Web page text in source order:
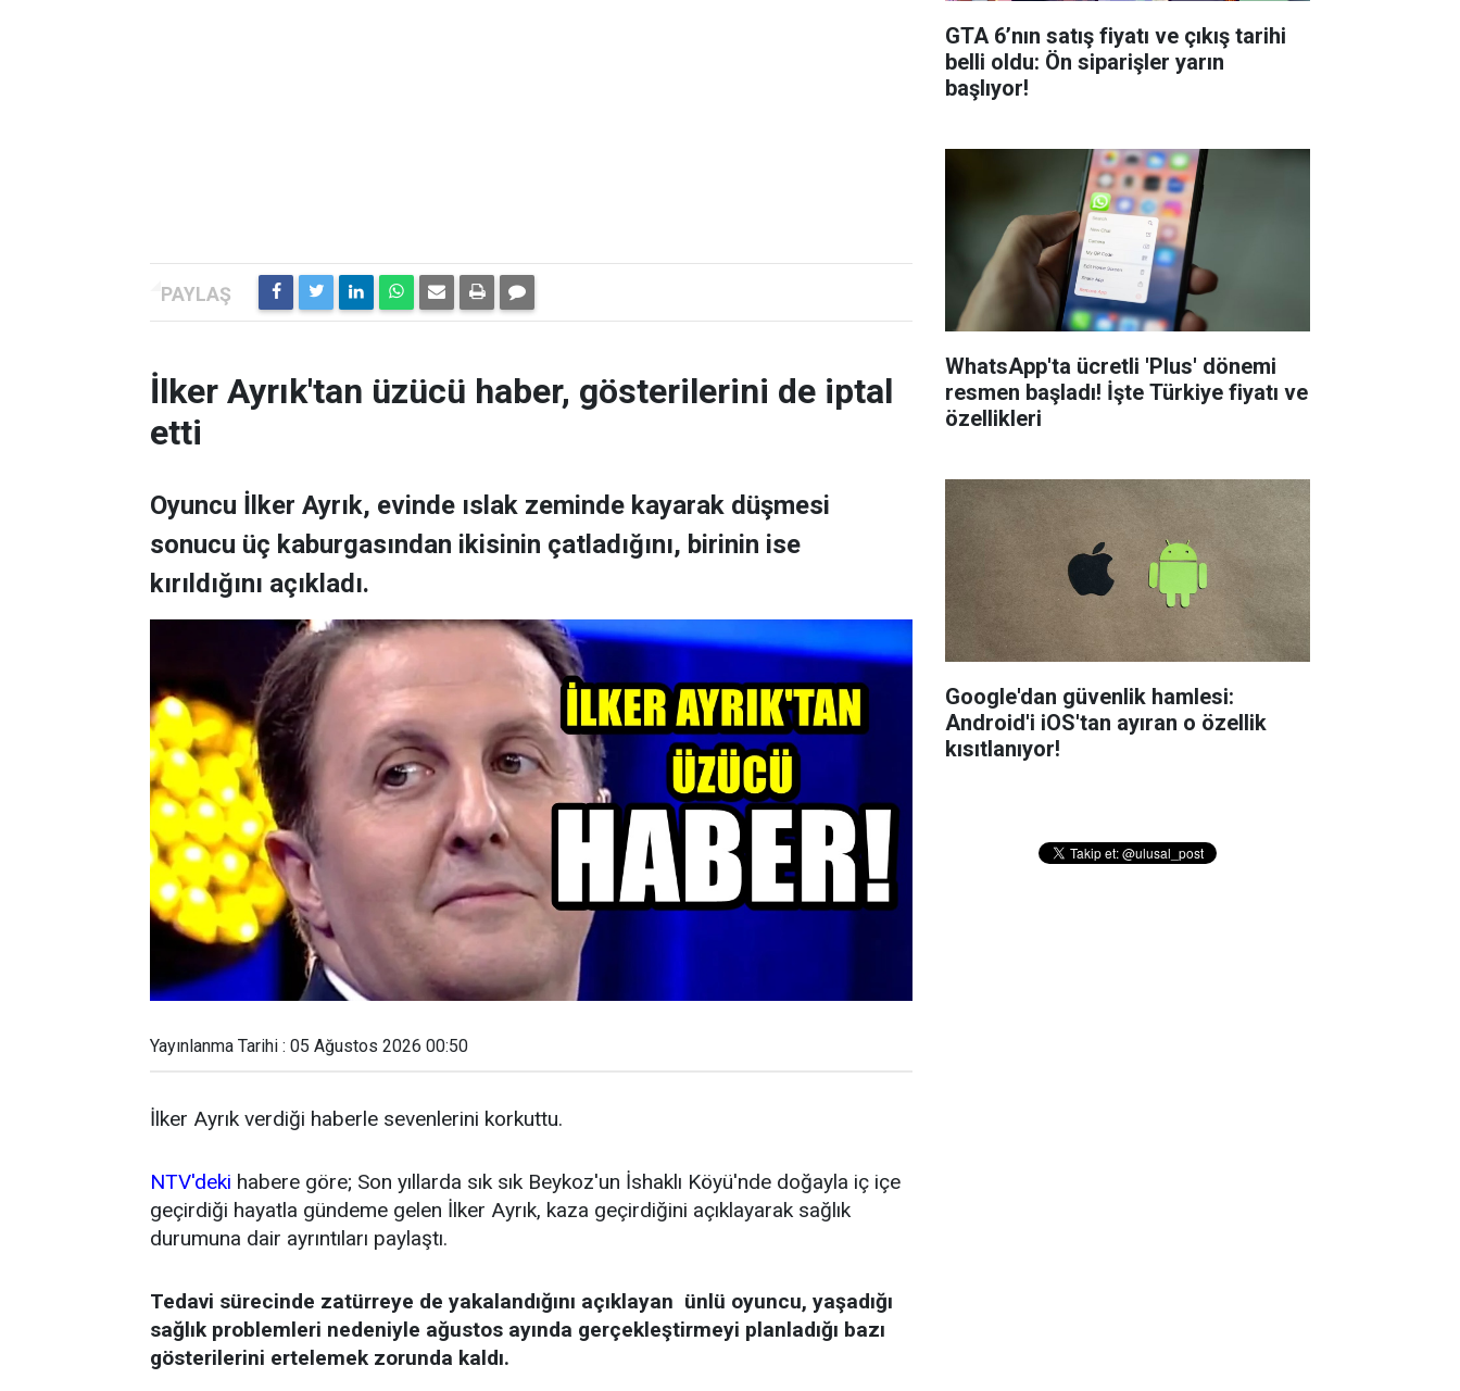
İlker Ayrık'tan üzücü haber, gösterilerini de iptal
etti
Oyuncu İlker Ayrık, evinde ıslak zeminde kayarak düşmesi
sonucu üç kaburgasından ikisinin çatladığını, birinin ise
kırıldığını açıkladı.
Yayınlanma Tarihi : 05 Ağustos 2026 00:50
İlker Ayrık verdiği haberle sevenlerini korkuttu.
NTV'deki habere göre; Son yıllarda sık sık Beykoz'un İshaklı Köyü'nde doğayla iç içe
geçirdiği hayatla gündeme gelen İlker Ayrık, kaza geçirdiğini açıklayarak sağlık
durumuna dair ayrıntıları paylaştı.
Tedavi sürecinde zatürreye de yakalandığını açıklayan ünlü oyuncu, yaşadığı
sağlık problemleri nedeniyle ağustos ayında gerçekleştirmeyi planladığı bazı
gösterilerini ertelemek zorunda kaldı.
GTA 6’nın satış fiyatı ve çıkış tarihi
belli oldu: Ön siparişler yarın
başlıyor!
WhatsApp'ta ücretli 'Plus' dönemi
resmen başladı! İşte Türkiye fiyatı ve
özellikleri
Google'dan güvenlik hamlesi:
Android'i iOS'tan ayıran o özellik
kısıtlanıyor!